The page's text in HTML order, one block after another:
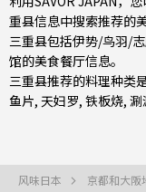
重县信息中搜索推荐的
三重县包括伊势/鸟羽/
馆的美食餐厅信息。
三重县推荐的料理种类
鱼片, 天妇罗, 铁板烧, 涮
风味日本 京都和大阪